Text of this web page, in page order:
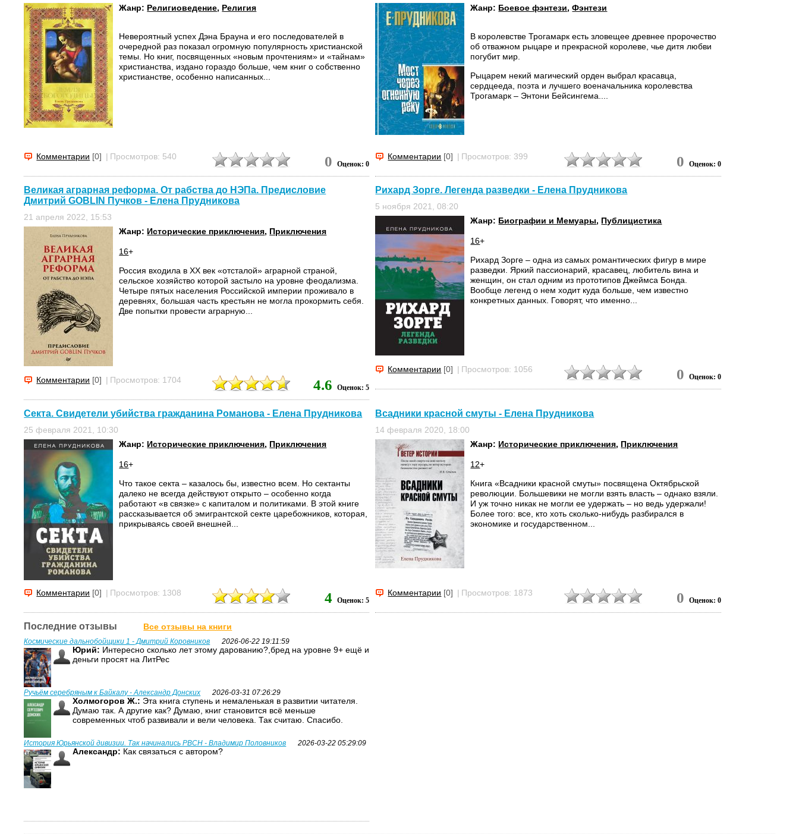
Жанр: Религиоведение, Религия
Невероятный успех Дэна Брауна и его последователей в
очередной раз показал огромную популярность христианской
темы. Но книг, посвященных «новым прочтениям» и «тайнам»
христианства, издано гораздо больше, чем книг о собственно
христианстве, особенно написанных...
Комментарии [0] | Просмотров: 540 0 Оценок: 0
Жанр: Боевое фэнтези,Фэнтези
В королевстве Трогамарк есть зловещее древнее пророчество
об отважном рыцаре и прекрасной королеве, чье дитя любви
погубит мир.
Рыцарем некий магический орден выбрал красавца,
сердцееда, поэта и лучшего военачальника королевства
Трогамарк – Энтони Бейсингема....
Комментарии [0] | Просмотров: 399 0 Оценок: 0
Великая аграрная реформа. От рабства до НЭПа. Предисловие
Дмитрий GOBLIN Пучков - Елена Прудникова
21 апреля 2022, 15:53
Жанр: Исторические приключения, Приключения
16+
Россия входила в ХХ век «отсталой» аграрной страной,
сельское хозяйство которой застыло на уровне феодализма.
Четыре пятых населения Российской империи проживало в
деревнях, большая часть крестьян не могла прокормить себя.
Две попытки провести аграрную...
Комментарии [0] | Просмотров: 1704 4.6 Оценок: 5
Рихард Зорге. Легенда разведки - Елена Прудникова
5 ноября 2021, 08:20
Жанр: Биографии и Мемуары, Публицистика
16+
Рихард Зорге – одна из самых романтических фигур в мире
разведки. Яркий пассионарий, красавец, любитель вина и
женщин, он стал одним из прототипов Джеймса Бонда.
Вообще легенд о нем ходит куда больше, чем известно
конкретных данных. Говорят, что именно...
Комментарии [0] | Просмотров: 1056 0 Оценок: 0
Секта. Свидетели убийства гражданина Романова - Елена Прудникова
25 февраля 2021, 10:30
Жанр: Исторические приключения, Приключения
16+
Что такое секта – казалось бы, известно всем. Но сектанты
далеко не всегда действуют открыто – особенно когда
работают «в связке» с капиталом и политиками. В этой книге
рассказывается об эмигрантской секте царебожников, которая,
прикрываясь своей внешней...
Комментарии [0] | Просмотров: 1308 4 Оценок: 5
Всадники красной смуты - Елена Прудникова
14 февраля 2020, 18:00
Жанр: Исторические приключения, Приключения
12+
Книга «Всадники красной смуты» посвящена Октябрьской
революции. Большевики не могли взять власть – однако взяли.
И уж точно никак не могли ее удержать – но ведь удержали!
Более того: все, кто хоть сколько-нибудь разбирался в
экономике и государственном...
Комментарии [0] | Просмотров: 1873 0 Оценок: 0
Последние отзывы Все отзывы на книги
Космические дальнобойщики 1 - Дмитрий Коровников 2026-06-22 19:11:59
Юрий: Интересно сколько лет этому дарованию?,бред на уровне 9+ ещё и
деньги просят на ЛитРес
Ручьём серебряным к Байкалу - Александр Донских 2026-03-31 07:26:29
Холмогоров Ж.: Эта книга ступень и немаленькая в развитии читателя.
Думаю так. А другие как? Думаю, книг становится всё меньше
современных чтоб развивали и вели человека. Так считаю. Спасибо.
История Юрьянской дивизии. Так начинались РВСН - Владимир Половников 2026-03-22 05:29:09
Александр: Как связаться с автором?